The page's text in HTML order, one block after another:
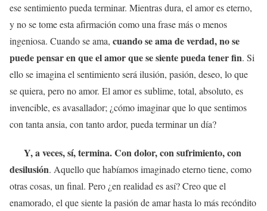
ese sentimiento pueda terminar. Mientras dura, el amor es eterno,
y no se tome esta afirmación como una frase más o menos
ingeniosa. Cuando se ama, cuando se ama de verdad, no se
puede pensar en que el amor que se siente pueda tener fin. Si
ello se imagina el sentimiento será ilusión, pasión, deseo, lo que
se quiera, pero no amor. El amor es sublime, total, absoluto, es
invencible, es avasallador; ¿cómo imaginar que lo que sentimos
con tanta ansia, con tanto ardor, pueda terminar un día?
Y, a veces, sí, termina. Con dolor, con sufrimiento, con
desilusión. Aquello que habíamos imaginado eterno tiene, como
otras cosas, un final. Pero ¿en realidad es así? Creo que el
enamorado, el que siente la pasión de amar hasta lo más recóndito